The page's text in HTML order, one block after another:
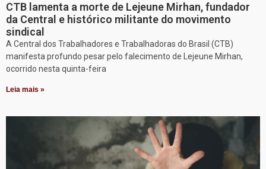
CTB lamenta a morte de Lejeune Mirhan, fundador
da Central e histórico militante do movimento
sindical
A Central dos Trabalhadores e Trabalhadoras do Brasil (CTB)
manifesta profundo pesar pelo falecimento de Lejeune Mirhan,
ocorrido nesta quinta-feira
Leia mais »